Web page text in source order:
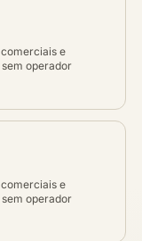
e
operador
e
operador